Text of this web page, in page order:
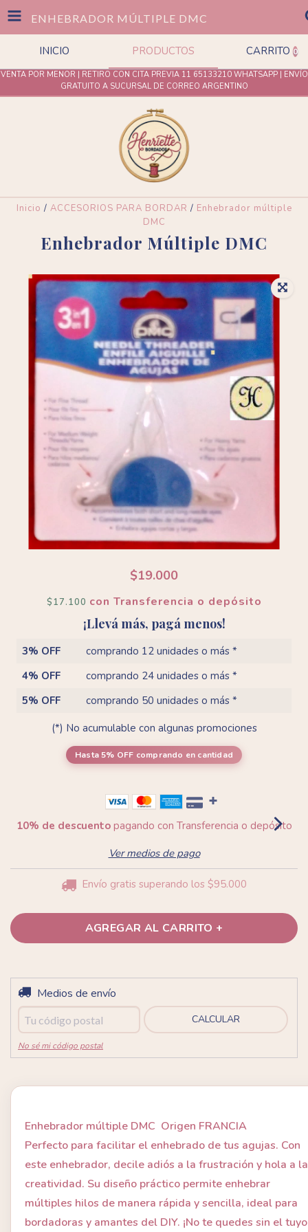
ENHEBRADOR MÚLTIPLE DMC
INICIO PRODUCTOS CARRITO 0
VENTA POR MENOR | RETIRO CON CITA PREVIA 11 65133210 WHATSAPP | ENVÍO
GRATUITO A SUCURSAL DE CORREO ARGENTINO
Inicio / ACCESORIOS PARA BORDAR / Enhebrador múltiple
DMC
Enhebrador Múltiple DMC
$19.000
$17.100 con Transferencia o depósito
¡Llevá más, pagá menos!
3% OFF
comprando 12 unidades o más *
4% OFF
comprando 24 unidades o más *
5% OFF
comprando 50 unidades o más *
(*) No acumulable con algunas promociones
Hasta 5% OFF comprando en cantidad
10% de descuentopagando con Transferencia o depósito
Ver medios de pago
Envío gratis superando los $95.000
Entregas para el CP:
Medios de envío
CALCULAR
No sé mi código postal
Enhebrador múltiple DMC Origen FRANCIA
Perfecto para facilitar el enhebrado de tus agujas. Con
este enhebrador, decile adiós a la frustración y hola a la
creatividad. Su diseño práctico permite enhebrar
múltiples hilos de manera rápida y sencilla, ideal para
bordadoras y amantes del DIY. ¡No te quedes sin el tuyo